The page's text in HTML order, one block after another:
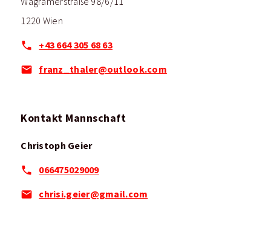
1220 Wien
+43 664 305 68 63
franz_thaler@outlook.com
Kontakt Mannschaft
Christoph Geier
066475029009
chrisi.geier@gmail.com